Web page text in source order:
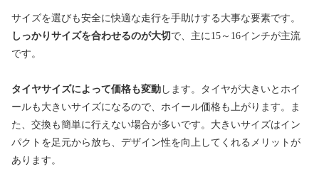
サイズを選びも安全に快適な走行を手助けする大事な要素です。
しっかりサイズを合わせるのが大切で、主に15～16インチが主流
です。
タイヤサイズによって価格も変動 します。タイヤが大きいとホイ
ールも大きいサイズになるので、ホイール価格も上がります。ま
た、交換も簡単に行えない場合が多いです。大きいサイズはイン
パクトを足元から放ち、デザイン性を向上してくれるメリットが
あります。